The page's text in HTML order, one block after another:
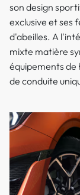
son design
exclusive et ses
d'abeilles. A
mixte matière
équipements de
de conduite